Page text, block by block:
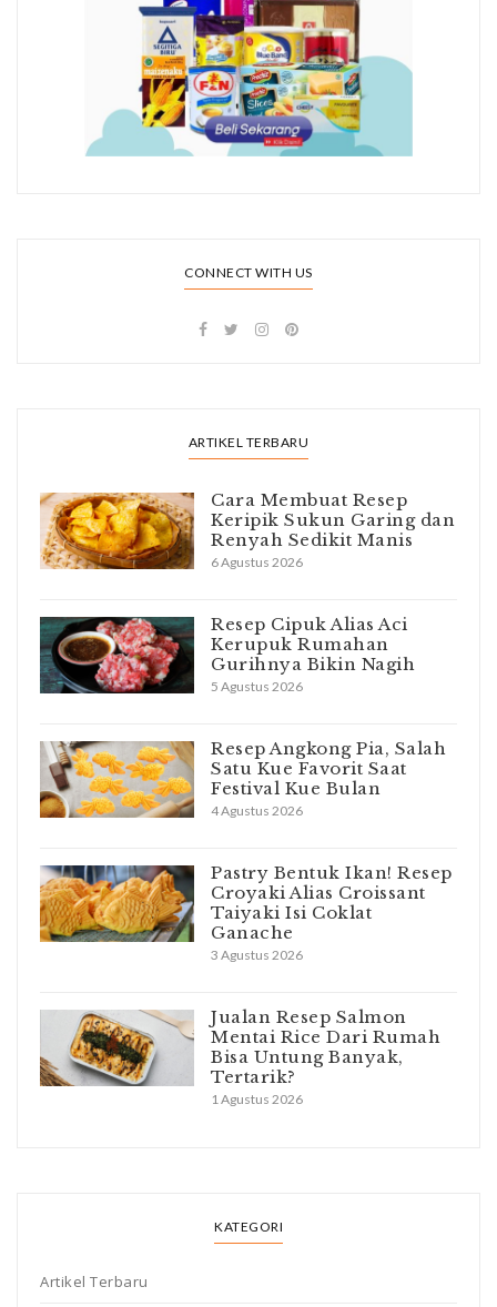
CONNECT WITH US
ARTIKEL TERBARU
Cara Membuat Resep
Keripik Sukun Garing dan
Renyah Sedikit Manis
6 Agustus 2026
Resep Cipuk Alias Aci
Kerupuk Rumahan
Gurihnya Bikin Nagih
5 Agustus 2026
Resep Angkong Pia, Salah
Satu Kue Favorit Saat
Festival Kue Bulan
4 Agustus 2026
Pastry Bentuk Ikan! Resep
Croyaki Alias Croissant
Taiyaki Isi Coklat
Ganache
3 Agustus 2026
Jualan Resep Salmon
Mentai Rice Dari Rumah
Bisa Untung Banyak,
Tertarik?
1 Agustus 2026
KATEGORI
Artikel Terbaru